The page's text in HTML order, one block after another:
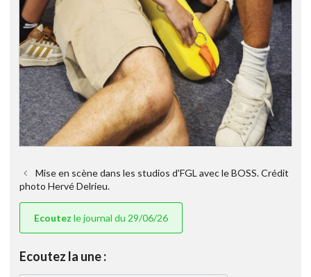
Mise en scène dans les studios d'FGL avec le BOSS. Crédit
photo Hervé Delrieu.
Ecoutez le journal du 29/06/26
Ecoutez la une :